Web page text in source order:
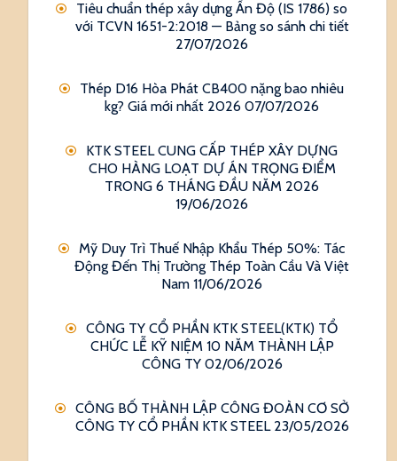
Tiêu chuẩn thép xây dựng Ấn Độ (IS 1786) so
với TCVN 1651-2:2018 — Bảng so sánh chi tiết
27/07/2026
Thép D16 Hòa Phát CB400 nặng bao nhiêu
kg? Giá mới nhất 2026 07/07/2026
KTK STEEL CUNG CẤP THÉP XÂY DỰNG
CHO HÀNG LOẠT DỰ ÁN TRỌNG ĐIỂM
TRONG 6 THÁNG ĐẦU NĂM 2026
19/06/2026
Mỹ Duy Trì Thuế Nhập Khẩu Thép 50%: Tác
Động Đến Thị Trường Thép Toàn Cầu Và Việt
Nam 11/06/2026
CÔNG TY CỔ PHẦN KTK STEEL(KTK) TỔ
CHỨC LỄ KỸ NIỆM 10 NĂM THÀNH LẬP
CÔNG TY 02/06/2026
CÔNG BỐ THÀNH LẬP CÔNG ĐOÀN CƠ SỞ
CÔNG TY CỔ PHẦN KTK STEEL 23/05/2026